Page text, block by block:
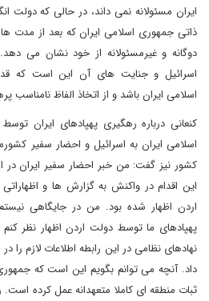
ایران مسئولانه نمی داند، در حالی که
ذاتی جمهوری اسلامی ایران که بعد از مدت
دوگانه و غیرمسئولانه از خود نشان می
اسرائیل و جنایت های آن این است که
اسلامی ایران باشد و از اتخاذ الفاظ نامناسب
کنعانی درباره رهگیری پهپادهای ایران
اسلامی ایران به اسرائیل و احضار سفیر
کشور نیز گفت: من خبر احضار سفیر ایران در
این اقدام در واکنش به گزارش ها و
اردن اظهار شده بود. من در جایگاهی
پهپادهای ما توسط دولت اردن اظهار نظر
نهادهای نظامی در این رابطه اطلاعات لازم را
داد. آنچه می توانم بگویم این است که
ثبات منطقه ای کاملا متعهدانه عمل کرده است.